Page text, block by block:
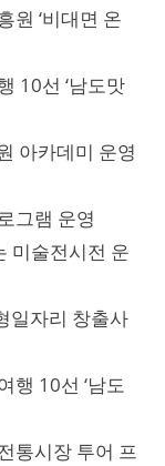
원 ‘비대면 온
10선 ‘남도맛
아카데미 운영
그램 운영
술전시전 운
일자리 창출사
행 10선 ‘남도
통시장 투어 프